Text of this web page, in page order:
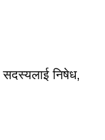
सदस्यलाई निषेध,